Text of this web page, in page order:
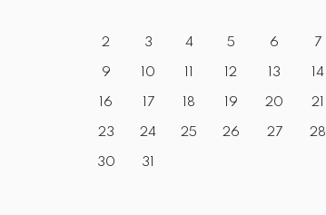
2 3 4 5 6 7
9 10 12 13 14
16 17 18 19 20 21
23 24 25 26 27 28
30 31